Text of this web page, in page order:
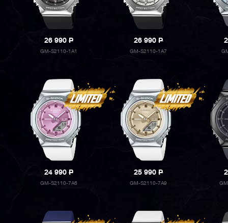
26 990P
GM-S2110-1A1
26 990P
GM-S2110-1A7
24 990P
GM-S2110-7A6
25 990P
GM-S2110-7A9